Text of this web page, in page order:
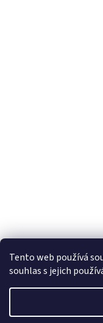
Tento web používá
souhlas s jejich